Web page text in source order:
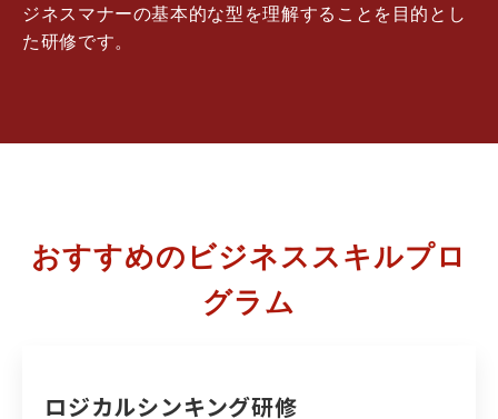
ジネスマナーの基本的な型を理解することを目的とし
た研修です。
おすすめのビジネススキルプロ
グラム
ロジカルシンキング研修